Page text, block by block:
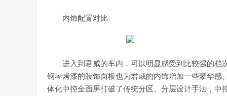
内饰配置对比
进入到君威的车内，可以明显感受到比较强的档
钢琴烤漆的装饰面板也为君威的内饰增加一些豪华感
体化中控全面屏打破了传统分区、分层设计手法，中